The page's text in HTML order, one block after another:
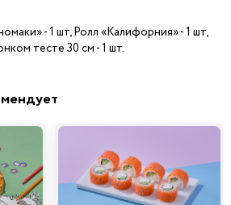
- 1 шт, Ролл «Калифорния» - 1 шт,
тесте 30 см - 1 шт.